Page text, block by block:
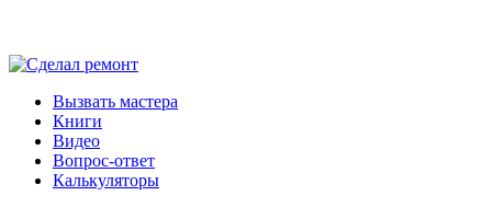
Вызвать мастера
Книги
Видео
Вопрос-ответ
Калькуляторы